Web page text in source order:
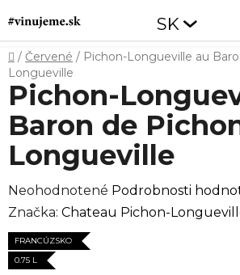
na
obsah
SK
Domov
/ Červené / Pichon-Longueville au
Longueville
Pichon-
Baron de
Longueville
Priemerné
hodnotenie
produktu
je
Neohodnotené Podrobnosti
Značka: Chateau Pichon-
FRANCÚZSKO
0.75 L